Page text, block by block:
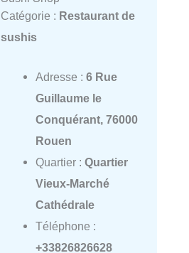
Catégorie : Restaurant de
sushis
Adresse : 6 Rue
Guillaume le
Conquérant, 76000
Rouen
Quartier : Quartier
Vieux-Marché
Cathédrale
Téléphone :
+33826826628